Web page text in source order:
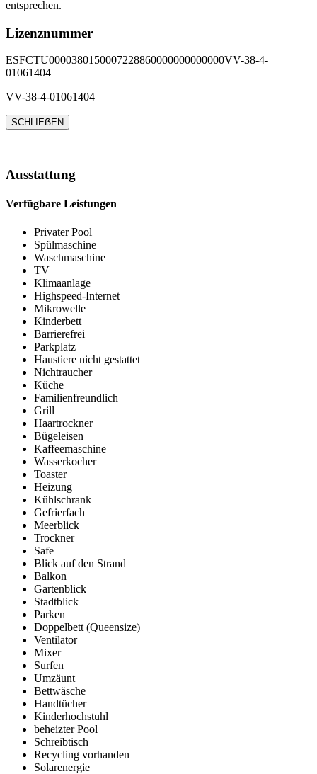
entsprechen.
Lizenznummer
ESFCTU0000380150007228860000000000000VV-38-4-
01061404
VV-38-4-01061404
SCHLIEẞEN
Ausstattung
Verfügbare Leistungen
Privater Pool
Spülmaschine
Waschmaschine
TV
Klimaanlage
Highspeed-Internet
Mikrowelle
Kinderbett
Barrierefrei
Parkplatz
Haustiere nicht gestattet
Nichtraucher
Küche
Familienfreundlich
Grill
Haartrockner
Bügeleisen
Kaffeemaschine
Wasserkocher
Toaster
Heizung
Kühlschrank
Gefrierfach
Meerblick
Trockner
Safe
Blick auf den Strand
Balkon
Gartenblick
Stadtblick
Parken
Doppelbett (Queensize)
Ventilator
Mixer
Surfen
Umzäunt
Bettwäsche
Handtücher
Kinderhochstuhl
beheizter Pool
Schreibtisch
Recycling vorhanden
Solarenergie